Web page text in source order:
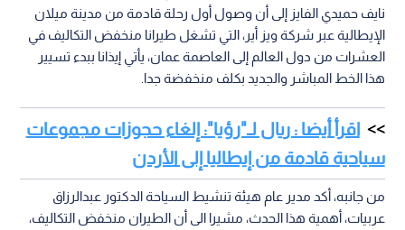
نايف حميدي الفايز إلى أن وصول أول رحلة قادمة من مدينة ميلان
الإيطالية عبر شركة ويز أير، التي تشغل طيرانا منخفض التكاليف في
العشرات من دول العالم إلى العاصمة عمان، يأتي إيذانا ببدء تسيير
هذا الخط المباشر والجديد بكلف منخفضة جدا.
اقرأ أيضا : ريال لـ"رؤيا": إلغاء حجوزات مجموعات
سياحية قادمة من إيطاليا إلى الأردن
من جانبه، أكد مدير عام هيئة تنشيط السياحة الدكتور عبدالرزاق
عربيات، أهمية هذا الحدث، مشيرا الى أن الطيران منخفض التكاليف،